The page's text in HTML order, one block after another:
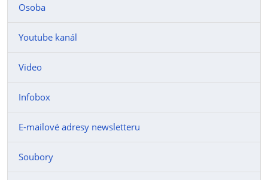
Osoba
Youtube kanál
Video
Infobox
E-mailové adresy newsletteru
Soubory